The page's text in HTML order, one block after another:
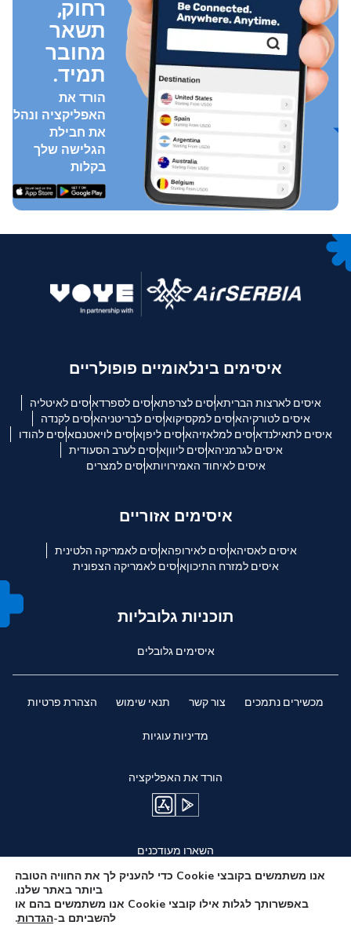
רחוק,
תשאר
מחובר
תמיד.
הורד את
האפליקציה ונהל
את חבילת
הגלישה שלך
בקלות
איסימים בינלאומיים פופולריים
איסים לארצות הבריתאיסים לצרפתאיסים לספרדאיסים לאיטליה
איסים לטורקיהאיסים למקסיקואיסים לבריטניהאיסים לקנדה
איסים לתאילנדאיסים למלאזיהאיסים ליפןאיסים לויאטנםאיסים להודו
איסים לגרמניהאיסים ליווןאיסים לערב הסעודית
איסים לאיחוד האמירויותאיסים למצרים
איסימים אזוריים
איסים לאסיהאיסים לאירופהאיסים לאמריקה הלטינית
איסים למזרח התיכוןאיסים לאמריקה הצפונית
תוכניות גלובליות
איסימים גלובלים
מכשירים נתמכים צור קשר תנאי שימוש הצהרת פרטיות
מדיניות עוגיות
הורד את האפליקציה
השארו מעודכנים
אנו משתמשים בקובצי Cookie כדי להעניק לך את החוויה הטובה
ביותר באתר שלנו.
באפשרותך לגלות אילו קובצי Cookie אנו משתמשים בהם או
להשביתם ב-הגדרות.